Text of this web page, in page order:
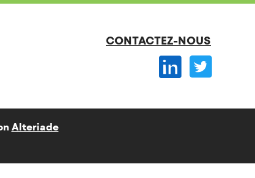
CONTACTEZ-NOUS
Alteriade